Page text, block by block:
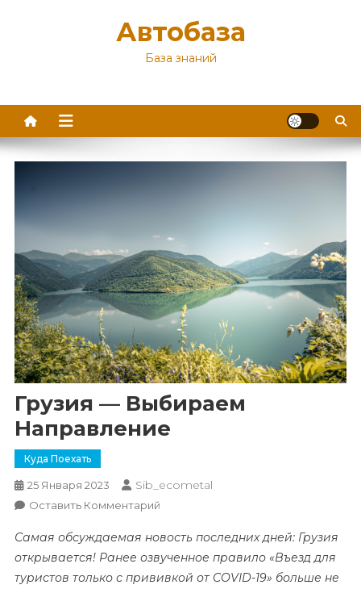
Автобаза
База знаний
Грузия — Выбираем
Направление
Куда Поехать
25 Января 2023 Sib_ecometal
Оставить КомментарийК
—
Выбираем
Направление
Самая обсуждаемая новость последних дней: Грузия
открывается! Ранее озвученное правило «Въезд для
туристов только с прививкой от COVID-19» больше не